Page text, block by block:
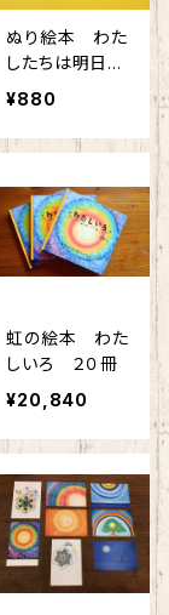
ぬり絵本 わた
したちは明日に
向かおう
¥880
虹の絵本 わた
しいろ ２０冊
¥20,840